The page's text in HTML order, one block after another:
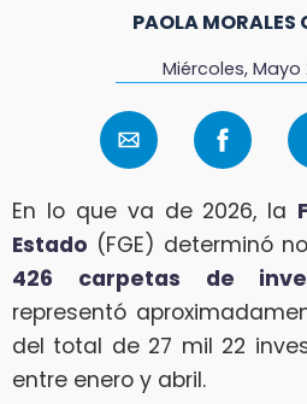
PAOLA MORALES
Miércoles, Mayo
En lo que va de 2026, la
Estado (FGE) determinó
426 carpetas de
representó
del total de 27 mil 22
entre enero y abril.